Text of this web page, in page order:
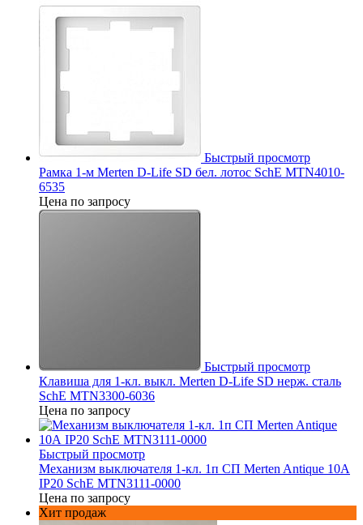
Быстрый просмотр
Рамка 1-м Merten D-Life SD бел. лотос SchE MTN4010-
6535
Цена по запросу
Быстрый просмотр
Клавиша для 1-кл. выкл. Merten D-Life SD нерж. сталь
SchE MTN3300-6036
Цена по запросу
Быстрый просмотр
Механизм выключателя 1-кл. 1п СП Merten Antique 10А
IP20 SchE MTN3111-0000
Цена по запросу
Хит продаж